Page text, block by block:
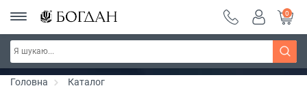
РОЗПРОДАЖ ~ 150 грн ~ 200 грн ~ 250 грн ~
300 грн ~ РОЗПРОДАЖ
Дізнатись більше
0
Головна Каталог